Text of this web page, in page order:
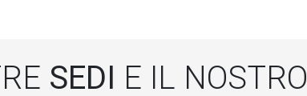
SEDI E IL NOSTRO